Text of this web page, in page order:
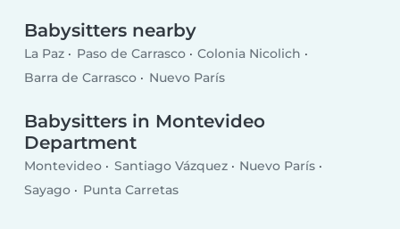
Babysitters nearby
La Paz Paso de Carrasco
Colonia Nicolich
Barra de Carrasco
Nuevo París
Babysitters in Montevideo
Department
Montevideo Santiago Vázquez
Nuevo París
Sayago
Punta Carretas